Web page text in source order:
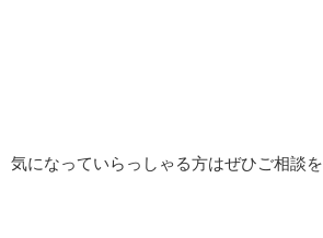
気になっていらっしゃる方はぜひご相談を